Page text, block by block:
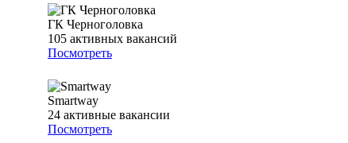
ГК Черноголовка
105 активных вакансий
Посмотреть
Smartway
24 активные вакансии
Посмотреть